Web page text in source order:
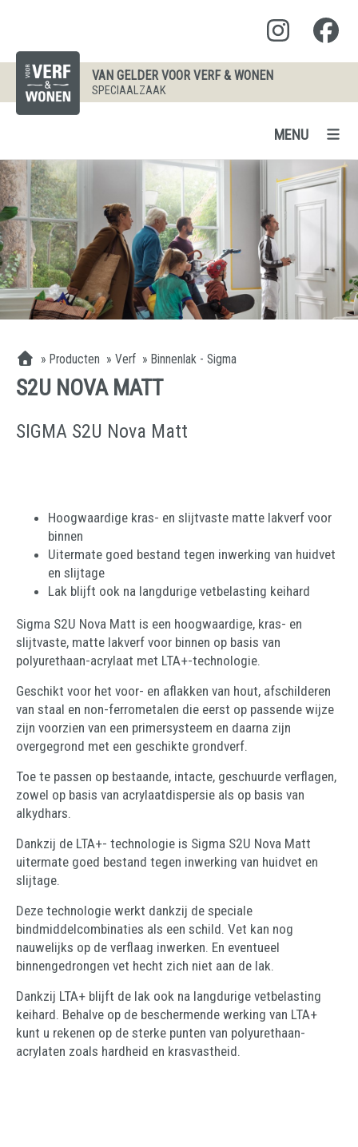
VAN GELDER VOOR VERF & WONEN
SPECIAALZAAK
MENU
» Producten »Verf » Binnenlak - Sigma
S2U NOVA MATT
SIGMA S2U Nova Matt
Hoogwaardige kras- en slijtvaste matte lakverf voor
binnen
Uitermate goed bestand tegen inwerking van huidvet
en slijtage
Lak blijft ook na langdurige vetbelasting keihard
Sigma S2U Nova Matt is een hoogwaardige, kras- en
slijtvaste, matte lakverf voor binnen op basis van
polyurethaan-acrylaat met LTA+-technologie.
Geschikt voor het voor- en aflakken van hout, afschilderen
van staal en non-ferrometalen die eerst op passende wijze
zijn voorzien van een primersysteem en daarna zijn
overgegrond met een geschikte grondverf.
Toe te passen op bestaande, intacte, geschuurde verflagen,
zowel op basis van acrylaatdispersie als op basis van
alkydhars.
Dankzij de LTA+- technologie is Sigma S2U Nova Matt
uitermate goed bestand tegen inwerking van huidvet en
slijtage.
Deze technologie werkt dankzij de speciale
bindmiddelcombinaties als een schild. Vet kan nog
nauwelijks op de verflaag inwerken. En eventueel
binnengedrongen vet hecht zich niet aan de lak.
Dankzij LTA+ blijft de lak ook na langdurige vetbelasting
keihard. Behalve op de beschermende werking van LTA+
kunt u rekenen op de sterke punten van polyurethaan-
acrylaten zoals hardheid en krasvastheid.